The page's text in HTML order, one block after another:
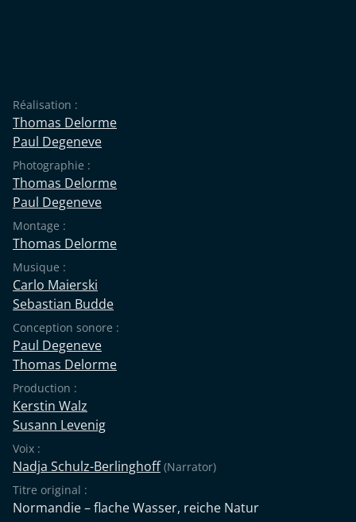
Réalisation :
Thomas Delorme
Paul Degeneve
Photographie :
Thomas Delorme
Paul Degeneve
Montage :
Thomas Delorme
Musique :
Carlo Maierski
Sebastian Budde
Conception sonore :
Paul Degeneve
Thomas Delorme
Production :
Kerstin Walz
Susann Levenig
Voix :
Nadja Schulz-Berlinghoff(Narrator)
Titre original :
Normandie – flache Wasser, reiche Natur